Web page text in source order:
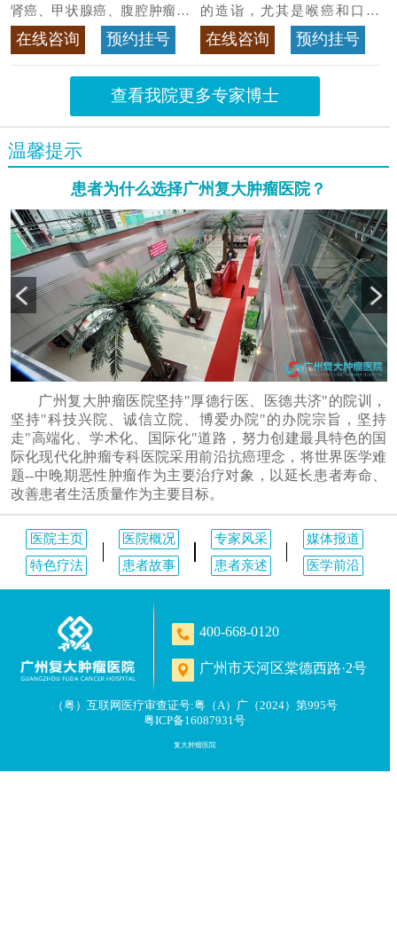
肾癌、甲状腺癌、腹腔肿瘤等
>>查看专家详情
在线咨询 预约挂号
的造诣，尤其是喉癌和口腔
癌，迄今仍是广东喉癌单病种
首席专家 >>查看专家详情
在线咨询 预约挂号
查看我院更多专家博士
温馨提示
患者为什么选择广州复大肿瘤医院？
广州复大肿瘤医院坚持"厚德行医、医德共济"的院训，
坚持"科技兴院、诚信立院、博爱办院"的办院宗旨，坚持
走"高端化、学术化、国际化"道路，努力创建最具特色的国
际化现代化肿瘤专科医院采用前沿抗癌理念，将世界医学难
题--中晚期恶性肿瘤作为主要治疗对象，以延长患者寿命、
改善患者生活质量作为主要目标。
医院主页 医院概况 专家风采
媒体报道
特色疗法
患者故事 患者亲述 医学前沿
400-668-0120
广州市天河区棠德西路·2号
（粤）互联网医疗审查证号:粤（A）广（2024）第995号
粤ICP备16087931号
复大肿瘤医院